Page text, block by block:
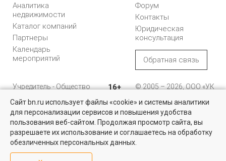
Найти квартиру - это просто!
Выбирайте среди 14 тысяч проверенных вариантов на вторичом
рынке жилья на портале BN.ru
Аналитика
недвижимости
Каталог компаний
Партнеры
Календарь
мероприятий
Форум
Контакты
Юридическая
консультация
Обратная связь
Учредитель - Общество
ответственностью
"Управляющая
компания "Бюллетень
недвижимости"
16+
© 2005 – 2026, ООО «УК
196105, Санкт-
Петербург, пр. Юрия
Гагарина, 1
8 (812) 331-93-56
Сайт bn.ru использует файлы «cookie» и системы аналитики
для персонализации сервисов и повышения удобства
пользования веб-сайтом. Продолжая просмотр сайта, вы
разрешаете их использование и соглашаетесь на обработку
обезличенных персональных данных.